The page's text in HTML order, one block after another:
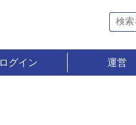
ログイン 運営